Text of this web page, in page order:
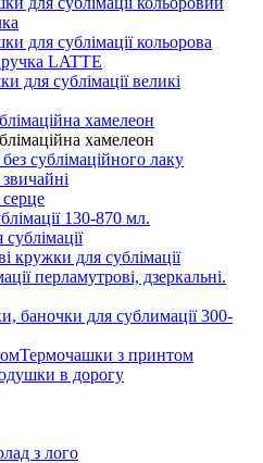
для сублімації кольорова
ручка LATTE
для сублімації великі
хамелеон
хамелеон
сублімаційного лаку
130-870 мл.
кружки для сублімації
перламутрові, дзеркальні.
баночки для сублимації 300-
Термочашки з принтом
в дорогу
з лого